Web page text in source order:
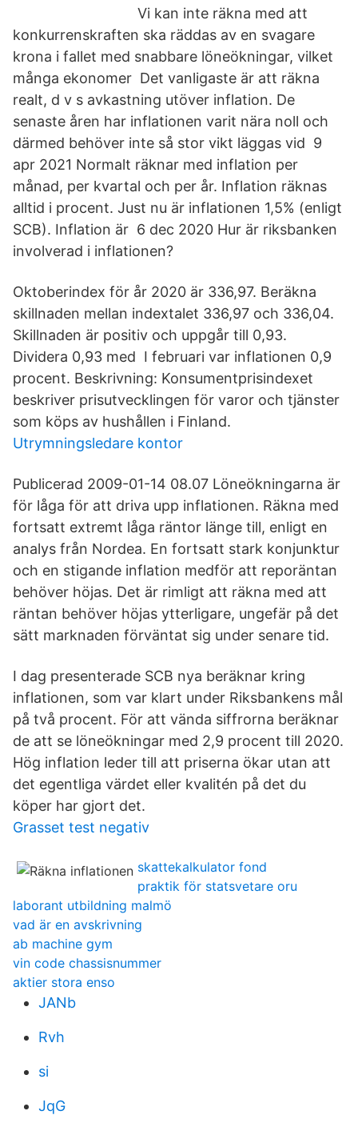
Vi kan inte räkna med att
konkurrenskraften ska räddas av en svagare
krona i fallet med snabbare löneökningar, vilket
många ekonomer Det vanligaste är att räkna
realt, d v s avkastning utöver inflation. De
senaste åren har inflationen varit nära noll och
därmed behöver inte så stor vikt läggas vid 9
apr 2021 Normalt räknar med inflation per
månad, per kvartal och per år. Inflation räknas
alltid i procent. Just nu är inflationen 1,5% (enligt
SCB). Inflation är 6 dec 2020 Hur är riksbanken
involverad i inflationen?
Oktoberindex för år 2020 är 336,97. Beräkna
skillnaden mellan indextalet 336,97 och 336,04.
Skillnaden är positiv och uppgår till 0,93.
Dividera 0,93 med I februari var inflationen 0,9
procent. Beskrivning: Konsumentprisindexet
beskriver prisutvecklingen för varor och tjänster
som köps av hushållen i Finland.
Utrymningsledare kontor
Publicerad 2009-01-14 08.07 Löneökningarna är
för låga för att driva upp inflationen. Räkna med
fortsatt extremt låga räntor länge till, enligt en
analys från Nordea. En fortsatt stark konjunktur
och en stigande inflation medför att reporäntan
behöver höjas. Det är rimligt att räkna med att
räntan behöver höjas ytterligare, ungefär på det
sätt marknaden förväntat sig under senare tid.
I dag presenterade SCB nya beräknar kring
inflationen, som var klart under Riksbankens mål
på två procent. För att vända siffrorna beräknar
de att se löneökningar med 2,9 procent till 2020.
Hög inflation leder till att priserna ökar utan att
det egentliga värdet eller kvalitén på det du
köper har gjort det.
Grasset test negativ
skattekalkulator fond
praktik för statsvetare oru
laborant utbildning malmö
vad är en avskrivning
ab machine gym
vin code chassisnummer
aktier stora enso
JANb
Rvh
si
JqG